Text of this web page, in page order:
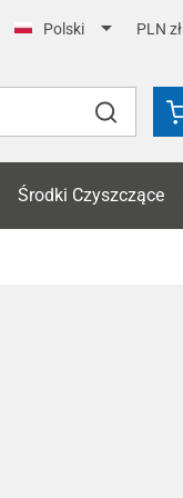
Polski  PLN zł
Środki Czyszczące